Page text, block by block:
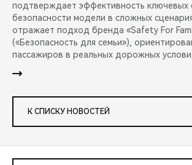
подтверждает эффективность ключевых
безопасности модели в сложных
отражает подход бренда «Safety For
(«Безопасность для семьи»),
пассажиров в реальных дорожных
К СПИСКУ НОВОСТЕЙ